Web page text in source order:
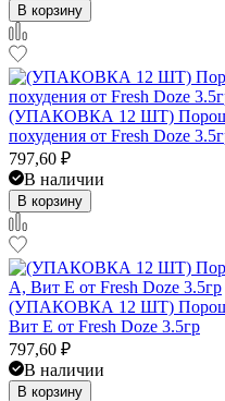
В корзину
(УПАКОВКА 12 ШТ)
похудения от Fresh Doze
797,60 ₽
В наличии
В корзину
(УПАКОВКА 12 ШТ)
Вит Е от Fresh Doze 3.5гр
797,60 ₽
В наличии
В корзину